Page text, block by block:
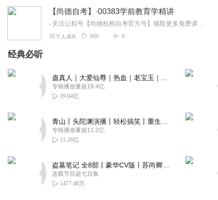
【尚德自考】·00383学前教育学精讲
↓关注公粽号【尚德机构自考官方号】领取更多免费课程资料哦～↓
个人成长 565 9
经典必听
专辑播放量超19.4亿
19.04亿
专辑播放量超11.2亿
11.26亿
连载节目超七百集
1477.48万